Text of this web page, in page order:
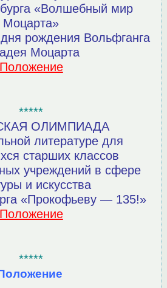
«Волшебный мир
Моцарта»
рождения Вольфганга
Моцарта
Положение
*****
ОЛИМПИАДА
литературе для
старших классов
учреждений в сфере
и искусства
«Прокофьеву — 135!»
Положение
*****